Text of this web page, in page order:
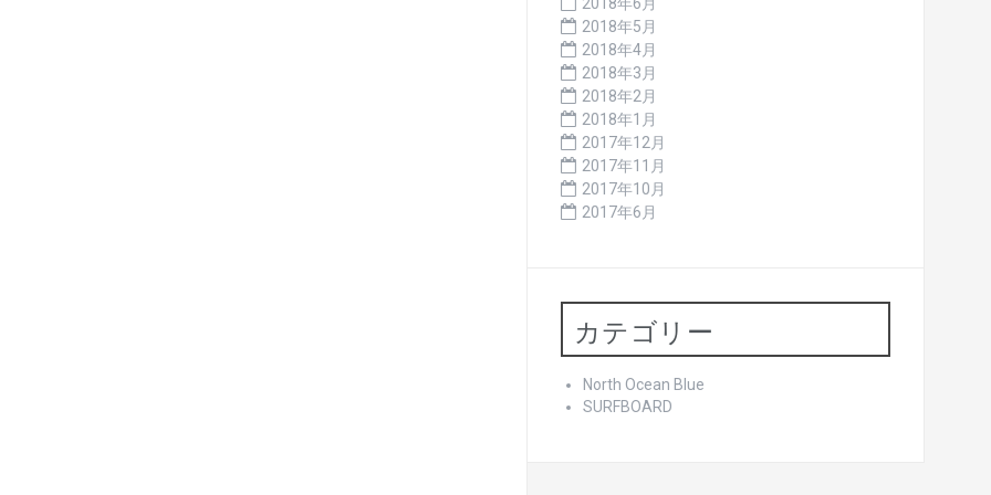
2018年5月
2018年4月
2018年3月
2018年2月
2018年1月
2017年12月
2017年11月
2017年10月
2017年6月
カテゴリー
North Ocean Blue
SURFBOARD